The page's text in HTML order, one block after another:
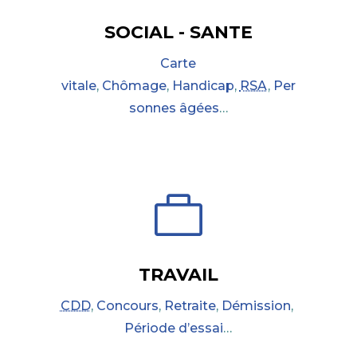
SOCIAL - SANTE
Carte
vitale, Chômage, Handicap, RSA, Per
sonnes âgées…

TRAVAIL
CDD, Concours, Retraite, Démission,
Période d’essai…